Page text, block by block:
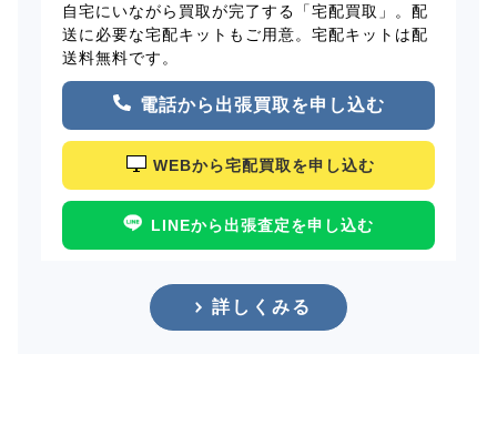
自宅にいながら買取が完了する「宅配買取」。配
送に必要な宅配キットもご用意。宅配キットは配
送料無料です。
電話から出張買取を申し込む
WEBから宅配買取を申し込む
LINEから出張査定を申し込む
詳しくみる